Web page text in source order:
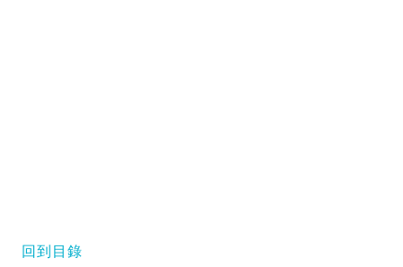
回到目錄